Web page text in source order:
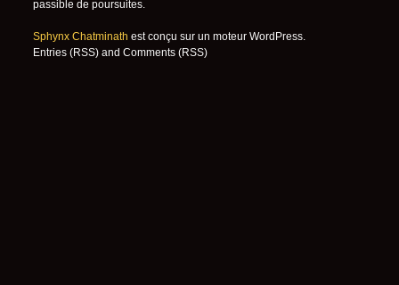
passible de poursuites.
Sphynx Chatminath est conçu sur un moteur WordPress.
Entries (RSS)and Comments (RSS)